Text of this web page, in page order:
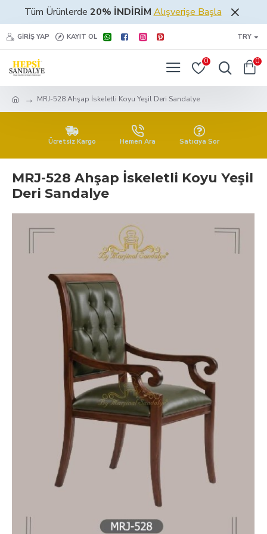
Tüm Ürünlerde 20% İNDİRİM Alışverişe Başla
GIRIŞ YAP KAYIT OL TRY
0 0
MRJ-528 Ahşap İskeletli Koyu Yeşil Deri Sandalye
Ücretsiz Kargo Hemen Ara Satıcıya Sor
MRJ-528 Ahşap İskeletli Koyu Yeşil
Deri Sandalye